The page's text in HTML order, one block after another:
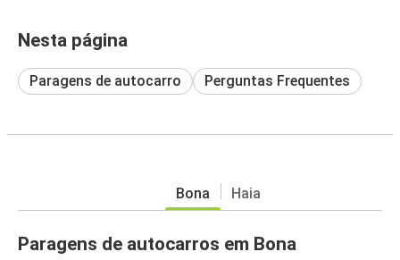
Nesta página
Paragens de autocarro Perguntas Frequentes
Bona Haia
Paragens de autocarros em Bona